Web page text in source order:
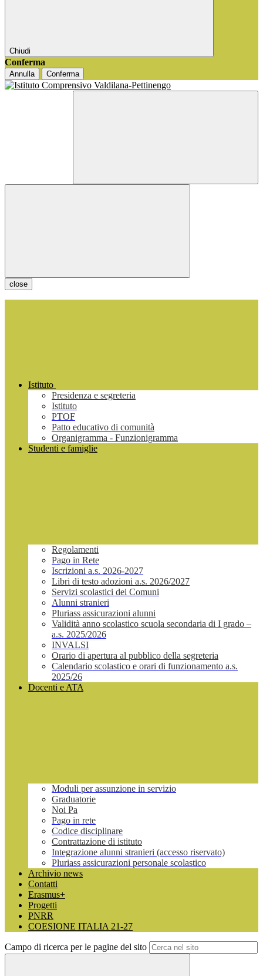
Chiudi
Conferma
Annulla Conferma
close
Istituto
Presidenza e segreteria
Istituto
PTOF
Patto educativo di comunità
Organigramma - Funzionigramma
Studenti e famiglie
Regolamenti
Pago in Rete
Iscrizioni a.s. 2026-2027
Libri di testo adozioni a.s. 2026/2027
Servizi scolastici dei Comuni
Alunni stranieri
Pluriass assicurazioni alunni
Validità anno scolastico scuola secondaria di I grado –
a.s. 2025/2026
INVALSI
Orario di apertura al pubblico della segreteria
Calendario scolastico e orari di funzionamento a.s.
2025/26
Docenti e ATA
Moduli per assunzione in servizio
Graduatorie
Noi Pa
Pago in rete
Codice disciplinare
Contrattazione di istituto
Integrazione alunni stranieri (accesso riservato)
Pluriass assicurazioni personale scolastico
Archivio news
Contatti
Erasmus+
Progetti
PNRR
COESIONE ITALIA 21-27
Campo di ricerca per le pagine del sito